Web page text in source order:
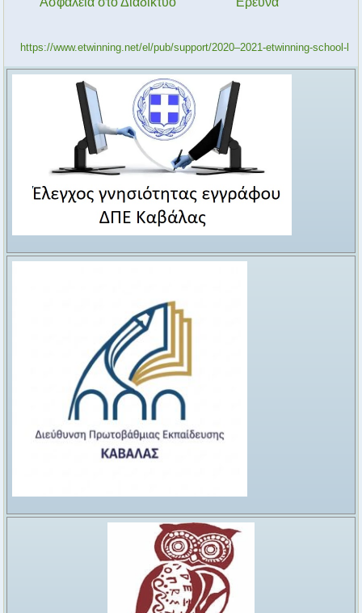
https://www.etwinning.net/el/pub/support/2020–2021-etwinning-school-l